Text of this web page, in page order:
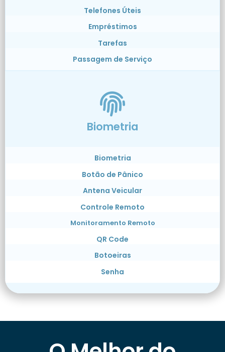
Telefones Úteis
Empréstimos
Tarefas
Passagem de Serviço
Biometria
Biometria
Botão de Pânico
Antena Veicular
Controle Remoto
Monitoramento Remoto
QR Code
Botoeiras
Senha